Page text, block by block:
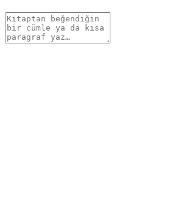
Alıntı
metni